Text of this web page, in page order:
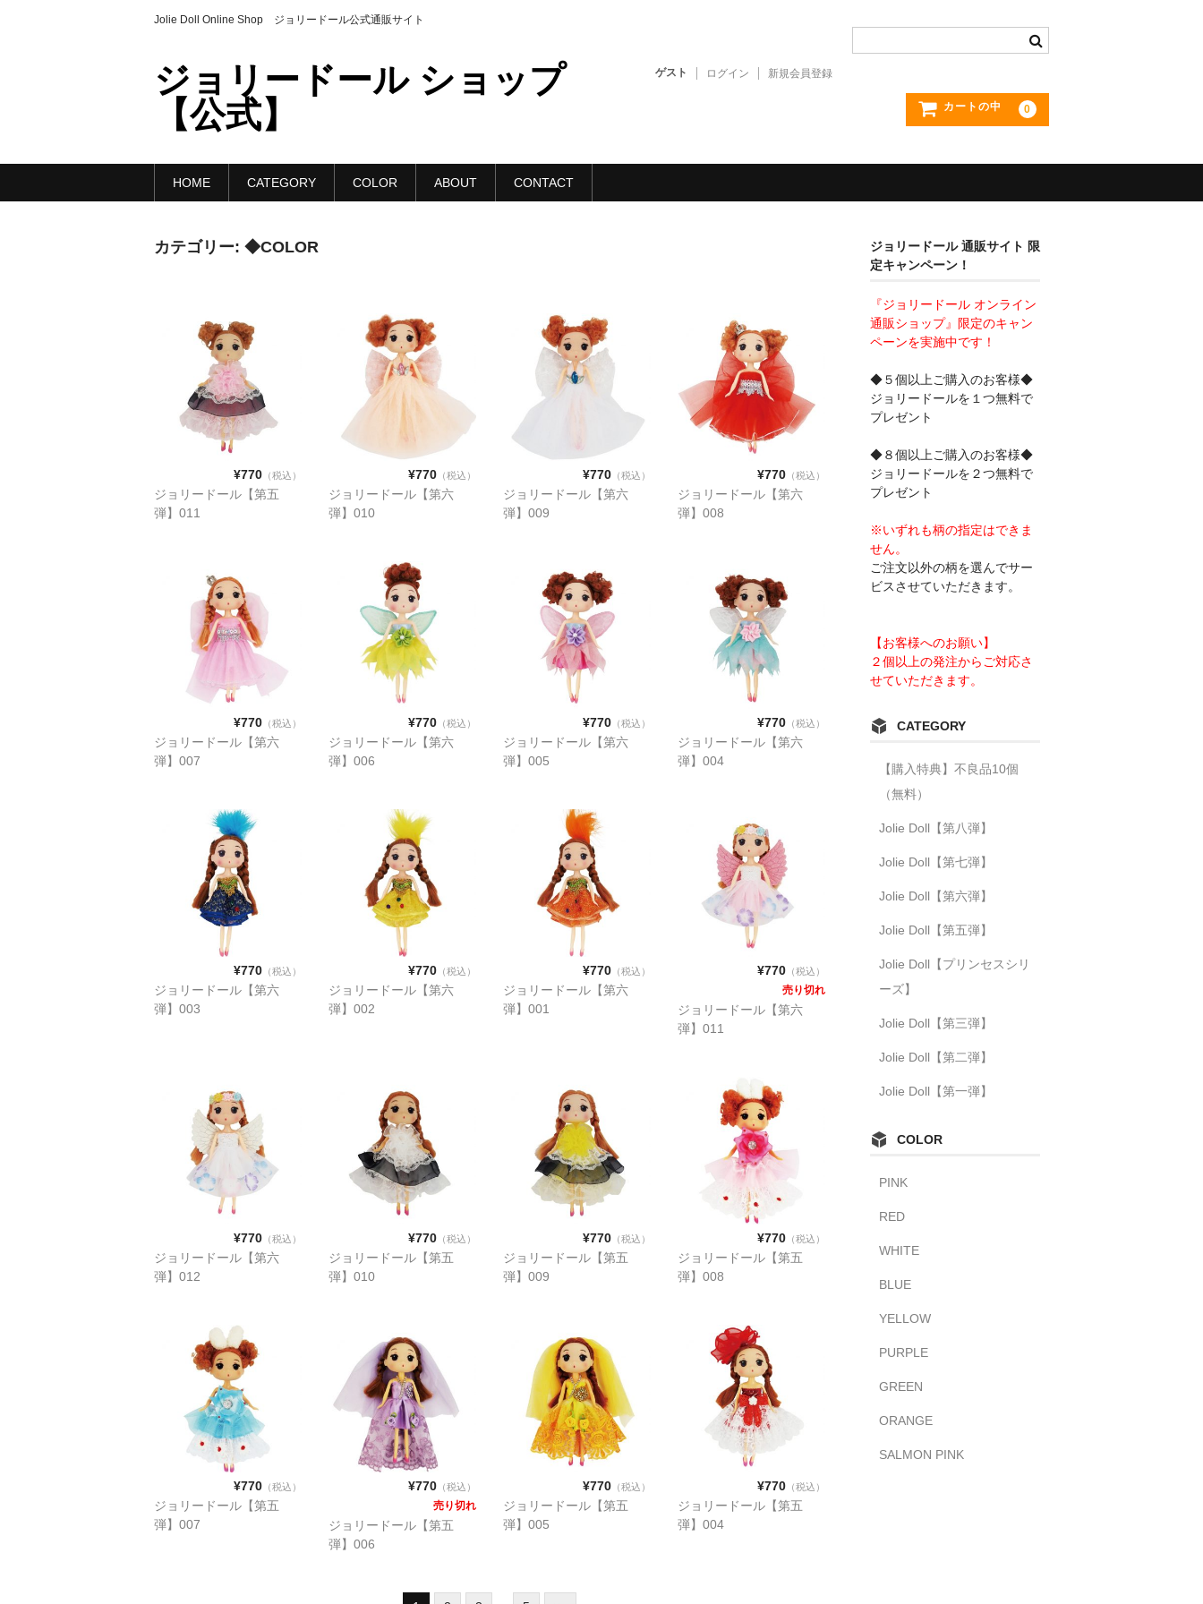
Jolie Doll Online Shop ジョリードール公式通販サイト
ジョリードール ショップ
【公式】
ゲスト ログイン 新規会員登録
カートの中 0
HOME CATEGORY COLOR ABOUT CONTACT
カテゴリー: ◆COLOR
¥770 （税込）
ジョリードール【第五
弾】011
¥770 （税込）
ジョリードール【第六
弾】010
¥770 （税込）
ジョリードール【第六
弾】009
¥770 （税込）
ジョリードール【第六
弾】008
¥770 （税込）
ジョリードール【第六
弾】007
¥770 （税込）
ジョリードール【第六
弾】006
¥770 （税込）
ジョリードール【第六
弾】005
¥770 （税込）
ジョリードール【第六
弾】004
¥770 （税込）
ジョリードール【第六
弾】003
¥770 （税込）
ジョリードール【第六
弾】002
¥770 （税込）
ジョリードール【第六
弾】001
¥770 （税込）
売り切れ
ジョリードール【第六
弾】011
¥770 （税込）
ジョリードール【第六
弾】012
¥770 （税込）
ジョリードール【第五
弾】010
¥770 （税込）
ジョリードール【第五
弾】009
¥770 （税込）
ジョリードール【第五
弾】008
¥770 （税込）
ジョリードール【第五
弾】007
¥770 （税込）
売り切れ
ジョリードール【第五
弾】006
¥770 （税込）
ジョリードール【第五
弾】005
¥770 （税込）
ジョリードール【第五
弾】004
ジョリードール 通販サイト 限
定キャンペーン！
『ジョリードール オンライン
通販ショップ』限定のキャン
ペーンを実施中です！
◆５個以上ご購入のお客様◆
ジョリードールを１つ無料で
プレゼント
◆８個以上ご購入のお客様◆
ジョリードールを２つ無料で
プレゼント
※いずれも柄の指定はできま
せん。
ご注文以外の柄を選んでサー
ビスさせていただきます。
【お客様へのお願い】
２個以上の発注からご対応さ
せていただきます。
CATEGORY
【購入特典】不良品10個
（無料）
Jolie Doll【第八弾】
Jolie Doll【第七弾】
Jolie Doll【第六弾】
Jolie Doll【第五弾】
Jolie Doll【プリンセスシリ
ーズ】
Jolie Doll【第三弾】
Jolie Doll【第二弾】
Jolie Doll【第一弾】
COLOR
PINK
RED
WHITE
BLUE
YELLOW
PURPLE
GREEN
ORANGE
SALMON PINK